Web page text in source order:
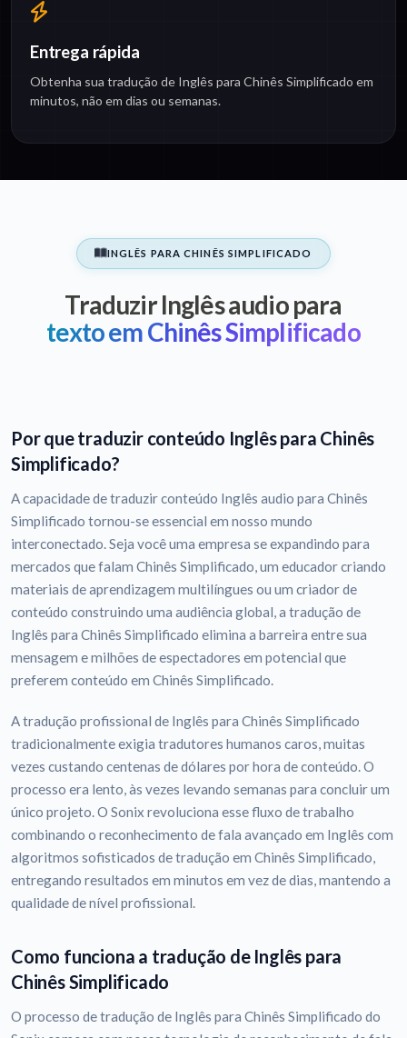
Entrega rápida
Obtenha sua tradução de Inglês para Chinês Simplificado em
minutos, não em dias ou semanas.
INGLÊS PARA CHINÊS SIMPLIFICADO
Traduzir Inglês audio para
texto em Chinês Simplificado
Por que traduzir conteúdo Inglês para Chinês
Simplificado?
A capacidade de traduzir conteúdo Inglês audio para Chinês
Simplificado tornou-se essencial em nosso mundo
interconectado. Seja você uma empresa se expandindo para
mercados que falam Chinês Simplificado, um educador criando
materiais de aprendizagem multilíngues ou um criador de
conteúdo construindo uma audiência global, a tradução de
Inglês para Chinês Simplificado elimina a barreira entre sua
mensagem e milhões de espectadores em potencial que
preferem conteúdo em Chinês Simplificado.
A tradução profissional de Inglês para Chinês Simplificado
tradicionalmente exigia tradutores humanos caros, muitas
vezes custando centenas de dólares por hora de conteúdo. O
processo era lento, às vezes levando semanas para concluir um
único projeto. O Sonix revoluciona esse fluxo de trabalho
combinando o reconhecimento de fala avançado em Inglês com
algoritmos sofisticados de tradução em Chinês Simplificado,
entregando resultados em minutos em vez de dias, mantendo a
qualidade de nível profissional.
Como funciona a tradução de Inglês para
Chinês Simplificado
O processo de tradução de Inglês para Chinês Simplificado do